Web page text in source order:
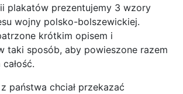
plakatów prezentujemy 3 wzory
wojny polsko-bolszewickiej.
krótkim opisem i
taki sposób, aby powieszone razem
państwa chciał przekazać